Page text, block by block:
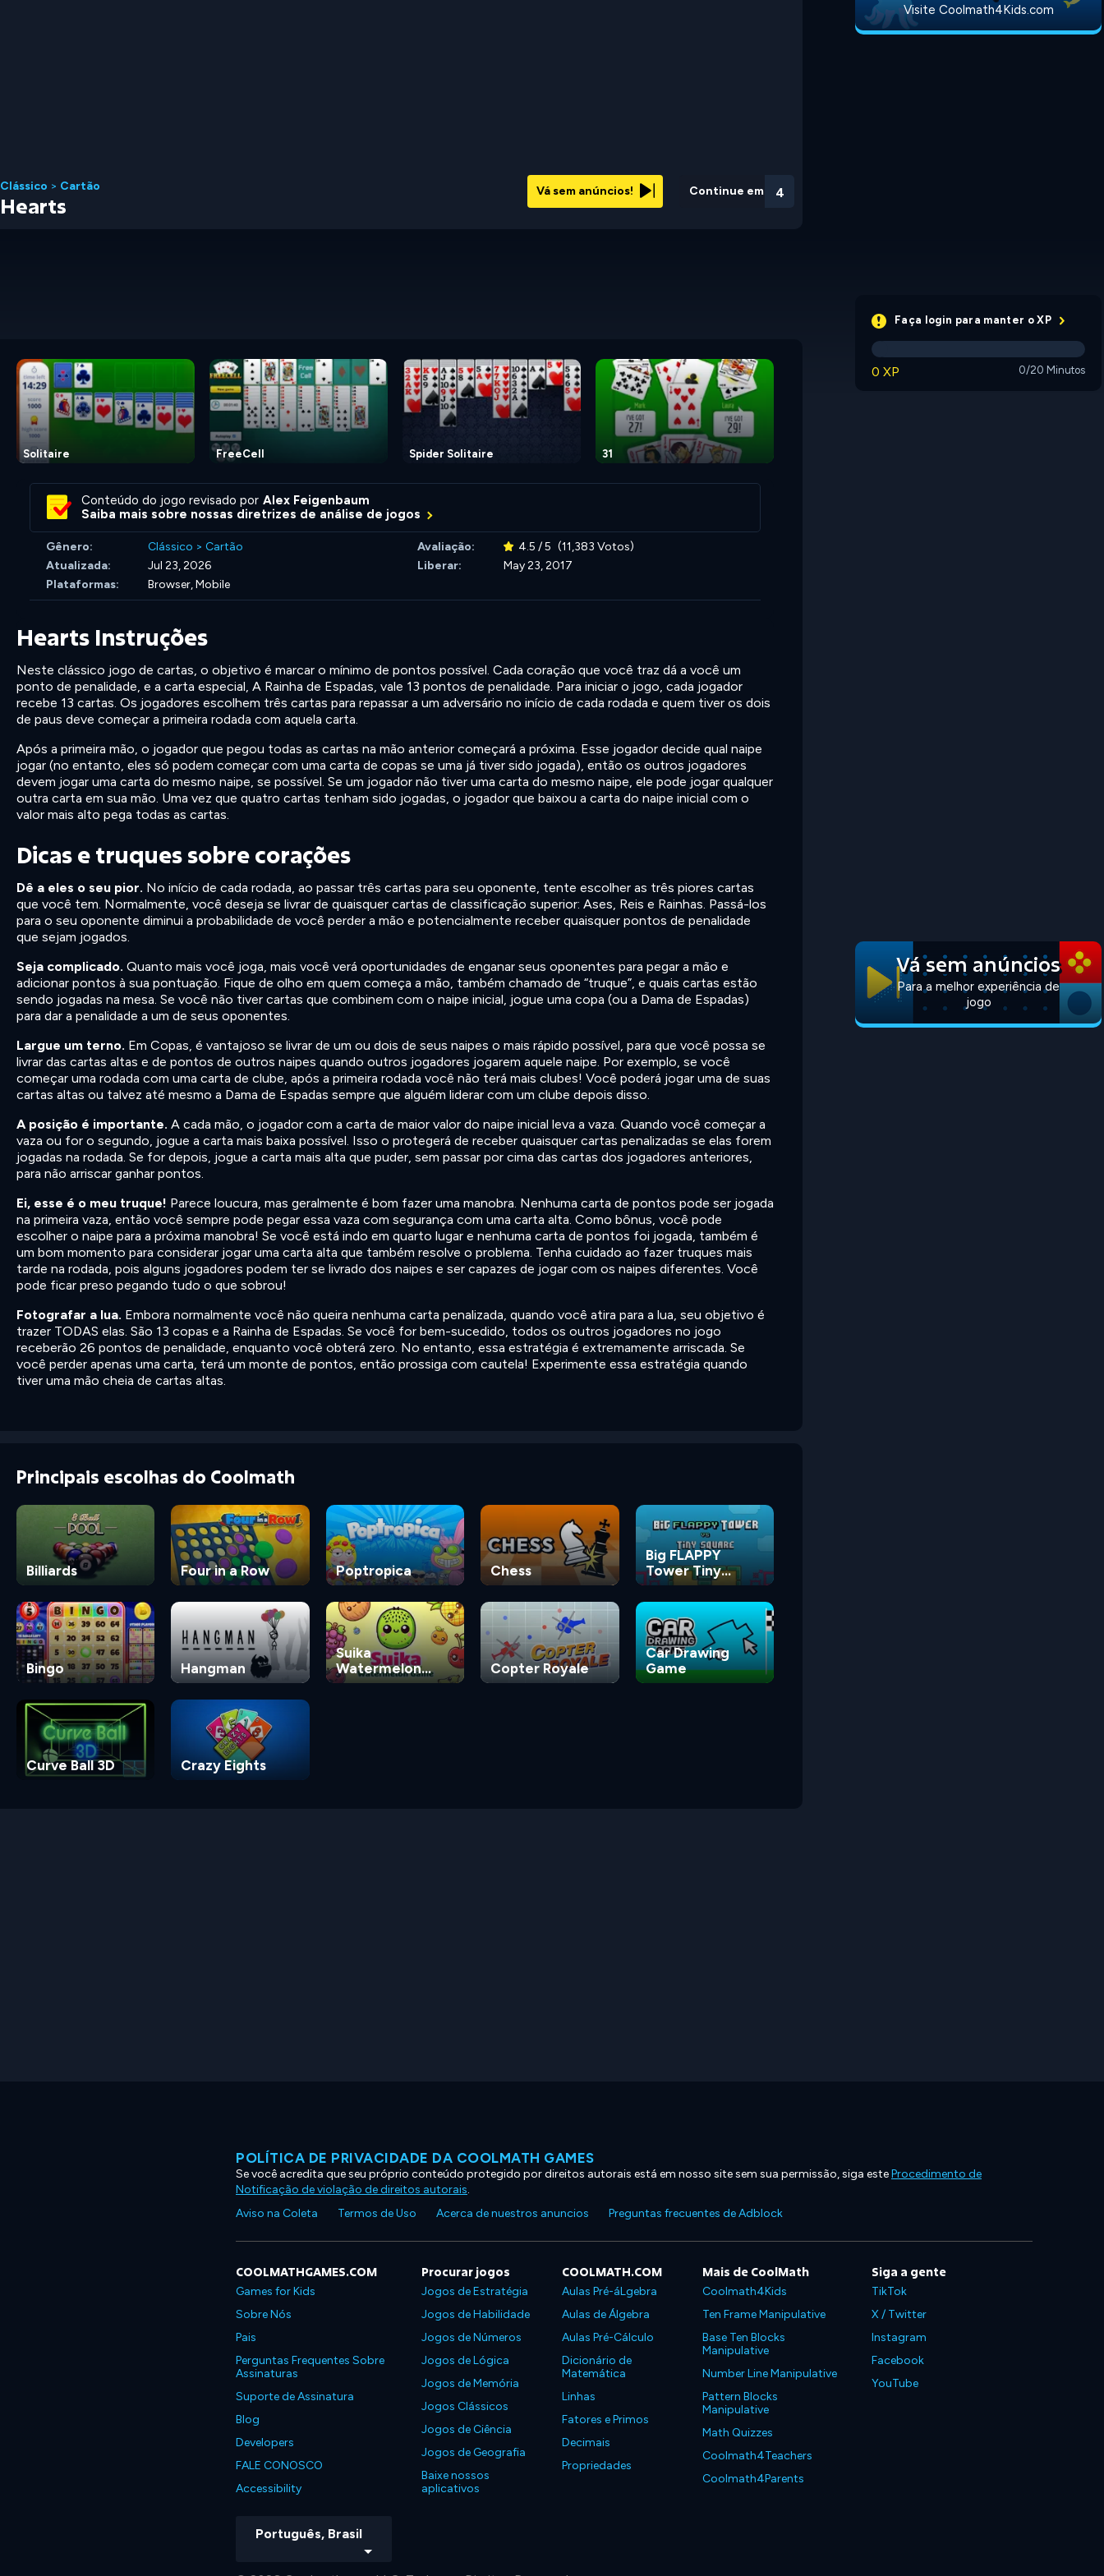
Continue em 3
Vá sem anúncios!
Clássico > Cartão
Hearts
Solitaire FreeCell Spider Solitaire 31
Conteúdo do jogo revisado por Alex Feigenbaum
Saiba mais sobre nossas diretrizes de análise de jogos
Gênero: Clássico > Cartão Avaliação: 4.5 / 5 (11,383 Votos)
Atualizada:
Jul 23, 2026 Liberar:
May 23, 2017
Plataformas:
Browser, Mobile
Hearts Instruções
Neste clássico jogo de cartas, o objetivo é marcar o mínimo de pontos possível. Cada coração que você traz dá a você um
ponto de penalidade, e a carta especial, A Rainha de Espadas, vale 13 pontos de penalidade. Para iniciar o jogo, cada jogador
recebe 13 cartas. Os jogadores escolhem três cartas para repassar a um adversário no início de cada rodada e quem tiver os dois
de paus deve começar a primeira rodada com aquela carta.
Após a primeira mão, o jogador que pegou todas as cartas na mão anterior começará a próxima. Esse jogador decide qual naipe
jogar (no entanto, eles só podem começar com uma carta de copas se uma já tiver sido jogada), então os outros jogadores
devem jogar uma carta do mesmo naipe, se possível. Se um jogador não tiver uma carta do mesmo naipe, ele pode jogar qualquer
outra carta em sua mão. Uma vez que quatro cartas tenham sido jogadas, o jogador que baixou a carta do naipe inicial com o
valor mais alto pega todas as cartas.
Dicas e truques sobre corações
Dê a eles o seu pior. No início de cada rodada, ao passar três cartas para seu oponente, tente escolher as três piores cartas
que você tem. Normalmente, você deseja se livrar de quaisquer cartas de classificação superior: Ases, Reis e Rainhas. Passá-los
para o seu oponente diminui a probabilidade de você perder a mão e potencialmente receber quaisquer pontos de penalidade
que sejam jogados.
Seja complicado. Quanto mais você joga, mais você verá oportunidades de enganar seus oponentes para pegar a mão e
adicionar pontos à sua pontuação. Fique de olho em quem começa a mão, também chamado de “truque”, e quais cartas estão
sendo jogadas na mesa. Se você não tiver cartas que combinem com o naipe inicial, jogue uma copa (ou a Dama de Espadas)
para dar a penalidade a um de seus oponentes.
Largue um terno. Em Copas, é vantajoso se livrar de um ou dois de seus naipes o mais rápido possível, para que você possa se
livrar das cartas altas e de pontos de outros naipes quando outros jogadores jogarem aquele naipe. Por exemplo, se você
começar uma rodada com uma carta de clube, após a primeira rodada você não terá mais clubes! Você poderá jogar uma de suas
cartas altas ou talvez até mesmo a Dama de Espadas sempre que alguém liderar com um clube depois disso.
A posição é importante. A cada mão, o jogador com a carta de maior valor do naipe inicial leva a vaza. Quando você começar a
vaza ou for o segundo, jogue a carta mais baixa possível. Isso o protegerá de receber quaisquer cartas penalizadas se elas forem
jogadas na rodada. Se for depois, jogue a carta mais alta que puder, sem passar por cima das cartas dos jogadores anteriores,
para não arriscar ganhar pontos.
Ei, esse é o meu truque! Parece loucura, mas geralmente é bom fazer uma manobra. Nenhuma carta de pontos pode ser jogada
na primeira vaza, então você sempre pode pegar essa vaza com segurança com uma carta alta. Como bônus, você pode
escolher o naipe para a próxima manobra! Se você está indo em quarto lugar e nenhuma carta de pontos foi jogada, também é
um bom momento para considerar jogar uma carta alta que também resolve o problema. Tenha cuidado ao fazer truques mais
tarde na rodada, pois alguns jogadores podem ter se livrado dos naipes e ser capazes de jogar com os naipes diferentes. Você
pode ficar preso pegando tudo o que sobrou!
Fotografar a lua. Embora normalmente você não queira nenhuma carta penalizada, quando você atira para a lua, seu objetivo é
trazer TODAS elas. São 13 copas e a Rainha de Espadas. Se você for bem-sucedido, todos os outros jogadores no jogo
receberão 26 pontos de penalidade, enquanto você obterá zero. No entanto, essa estratégia é extremamente arriscada. Se
você perder apenas uma carta, terá um monte de pontos, então prossiga com cautela! Experimente essa estratégia quando
tiver uma mão cheia de cartas altas.
Principais escolhas do Coolmath
Billiards Four in a Row Poptropica Chess
Big FLAPPY
Tower Tiny
Square
Bingo Hangman
Suika
Watermelon
Game
Copter Royale
Car Drawing
Game
Curve Ball 3D Crazy Eights
Visite Coolmath4Kids.com
Faça login para manter o XP
0 XP 0/20 Minutos
Vá sem anúncios
Para a melhor experiência de
jogo
POLÍTICA DE PRIVACIDADE DA COOLMATH GAMES
Se você acredita que seu próprio conteúdo protegido por direitos autorais está em nosso site sem sua permissão, siga esteProcedimento de
Notificação de violação de direitos autorais.
Aviso na Coleta
Termos de Uso Acerca de nuestros anuncios Preguntas frecuentes de Adblock
COOLMATHGAMES.COM
Games for Kids
Sobre Nós
Pais
Perguntas Frequentes Sobre
Assinaturas
Suporte de Assinatura
Blog
Developers
FALE CONOSCO
Accessibility
Procurar jogos
Jogos de Estratégia
Jogos de Habilidade
Jogos de Números
Jogos de Lógica
Jogos de Memória
Jogos Clássicos
Jogos de Ciência
Jogos de Geografia
Baixe nossos
aplicativos
COOLMATH.COM
Aulas Pré-áLgebra
Aulas de Álgebra
Aulas Pré-Cálculo
Dicionário de
Matemática
Linhas
Fatores e Primos
Decimais
Propriedades
Mais de CoolMath
Coolmath4Kids
Ten Frame Manipulative
Base Ten Blocks
Manipulative
Number Line Manipulative
Pattern Blocks
Manipulative
Math Quizzes
Coolmath4Teachers
Coolmath4Parents
Siga a gente
TikTok
X / Twitter
Instagram
Facebook
YouTube
Português, Brasil